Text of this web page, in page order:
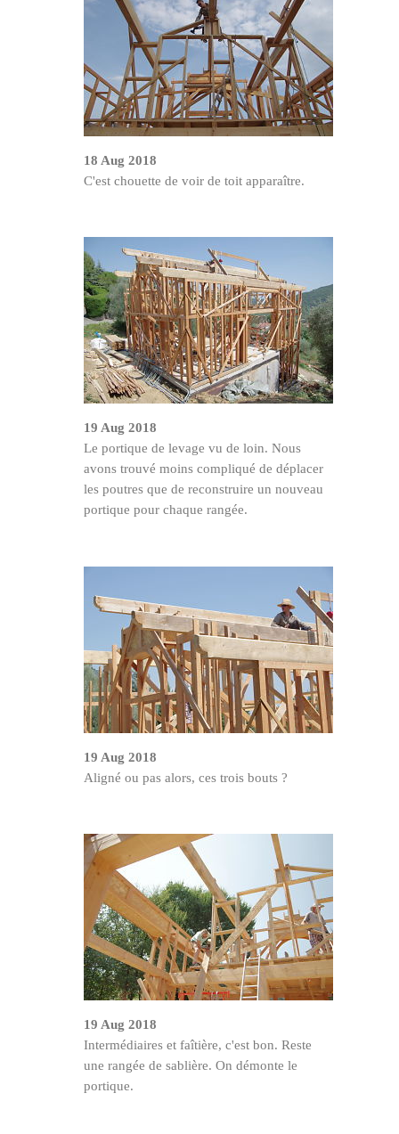
18 Aug 2018
C'est chouette de voir de toit apparaître.
19 Aug 2018
Le portique de levage vu de loin. Nous
avons trouvé moins compliqué de déplacer
les poutres que de reconstruire un nouveau
portique pour chaque rangée.
19 Aug 2018
Aligné ou pas alors, ces trois bouts ?
19 Aug 2018
Intermédiaires et faîtière, c'est bon. Reste
une rangée de sablière. On démonte le
portique.